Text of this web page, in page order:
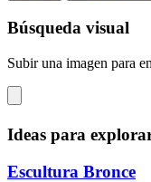
Búsqueda visual
Subir una imagen para
Ideas para
Escultura Bronce